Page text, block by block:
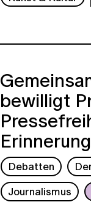
bewilligt
Debatten
Journalismus